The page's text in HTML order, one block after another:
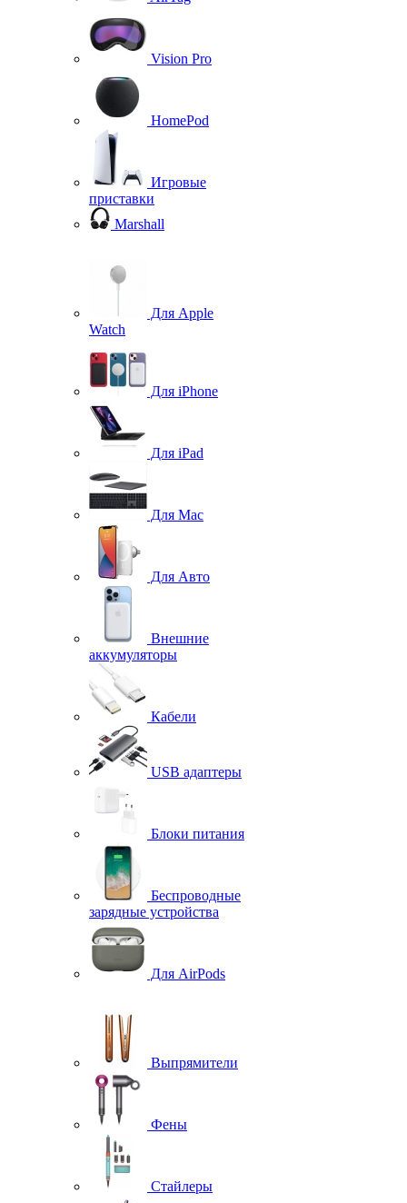
Vision Pro
HomePod
Игровые
приставки
Marshall
Для Apple
Watch
Для iPhone
Для iPad
Для Mac
Для Авто
Внешние
аккумуляторы
Кабели
USB адаптеры
Блоки питания
Беспроводные
зарядные устройства
Для AirPods
Выпрямители
Фены
Стайлеры